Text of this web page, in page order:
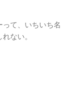
て、いちいち名
ない。